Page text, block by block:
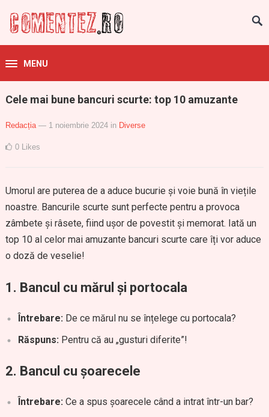
MENU
Cele mai bune bancuri scurte: top 10 amuzante
Redacția — 1 noiembrie 2024 in Diverse
0 Likes
Umorul are puterea de a aduce bucurie și voie bună în viețile
noastre. Bancurile scurte sunt perfecte pentru a provoca
zâmbete și râsete, fiind ușor de povestit și memorat. Iată un
top 10 al celor mai amuzante bancuri scurte care îți vor aduce
o doză de veselie!
1. Bancul cu mărul și portocala
Întrebare: De ce mărul nu se înțelege cu portocala?
Răspuns: Pentru că au „gusturi diferite”!
2. Bancul cu șoarecele
Întrebare: Ce a spus șoarecele când a intrat într-un bar?